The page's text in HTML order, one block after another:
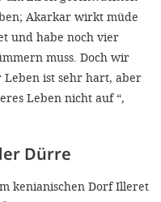
Akarkar wirkt müde
und habe noch vier
muss. Doch wir
Leben ist sehr hart, aber
Leben nicht auf “,
Dürre
kenianischen Dorf Illeret